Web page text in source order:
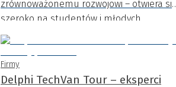
zrównoważonemu rozwojowi – otwiera się
szeroko na studentów i młodych
innowatorów..
Firmy
Delphi TechVan Tour – eksperci